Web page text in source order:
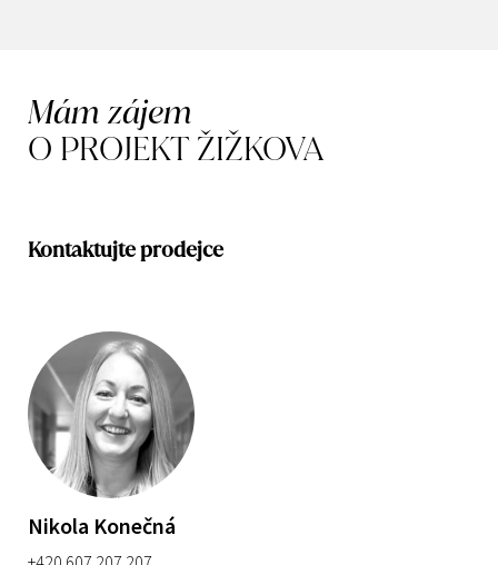
Mám zájem
O PROJEKT ŽIŽKOVA
Kontaktujte prodejce
Nikola Konečná